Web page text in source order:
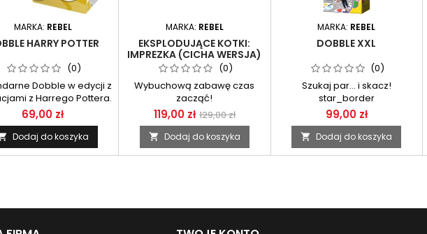
MARKA: REBEL
HARRY POTTER
(0)
Dobble w edycji z
z Harrego Pottera.
69,00 zł
Dodaj do koszyka
MARKA: REBEL
EKSPLODUJĄCE KOTKI:
IMPREZKA (CICHA WERSJA)
(0)
Wybuchową zabawę czas
zacząć!
119,00 zł 129,00 zł
 Dodaj do koszyka
MARKA: REBEL
DOBBLE XXL
(0)
Szukaj par... i skacz!
star_border
99,00 zł
 Dodaj do koszyka